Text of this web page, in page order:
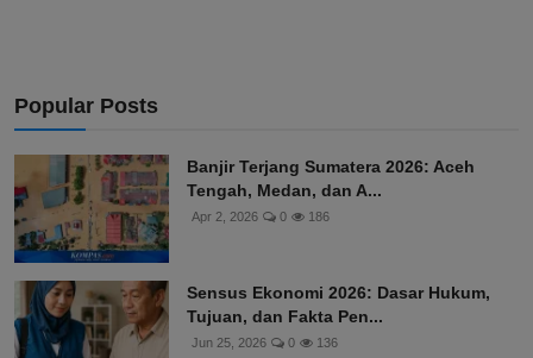
Popular Posts
Banjir Terjang Sumatera 2026: Aceh
Tengah, Medan, dan A...
Apr 2, 2026 0 186
Sensus Ekonomi 2026: Dasar Hukum,
Tujuan, dan Fakta Pen...
Jun 25, 2026 0 136